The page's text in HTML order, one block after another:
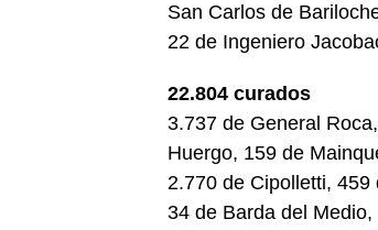
San Carlos de
22 de Ingeniero
22.804 curados
3.737 de General
Huergo, 159 de
2.770 de Cipolletti,
34 de Barda del